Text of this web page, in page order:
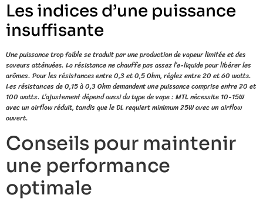
Les indices d’une puissance
insuffisante
Une puissance trop faible se traduit par une production de vapeur limitée et des
saveurs atténuées. La résistance ne chauffe pas assez l’e-liquide pour libérer les
arômes. Pour les résistances entre 0,3 et 0,5 Ohm, réglez entre 20 et 60 watts.
Les résistances de 0,15 à 0,3 Ohm demandent une puissance comprise entre 20 et
100 watts. L’ajustement dépend aussi du type de vape : MTL nécessite 10-15W
avec un airflow réduit, tandis que le DL requiert minimum 25W avec un airflow
ouvert.
Conseils pour maintenir
une performance
optimale